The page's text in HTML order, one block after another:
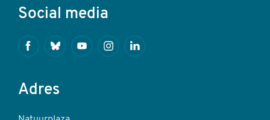
Social media
FacebookBlueskyYoutubeInstagramLinkedin
Adres